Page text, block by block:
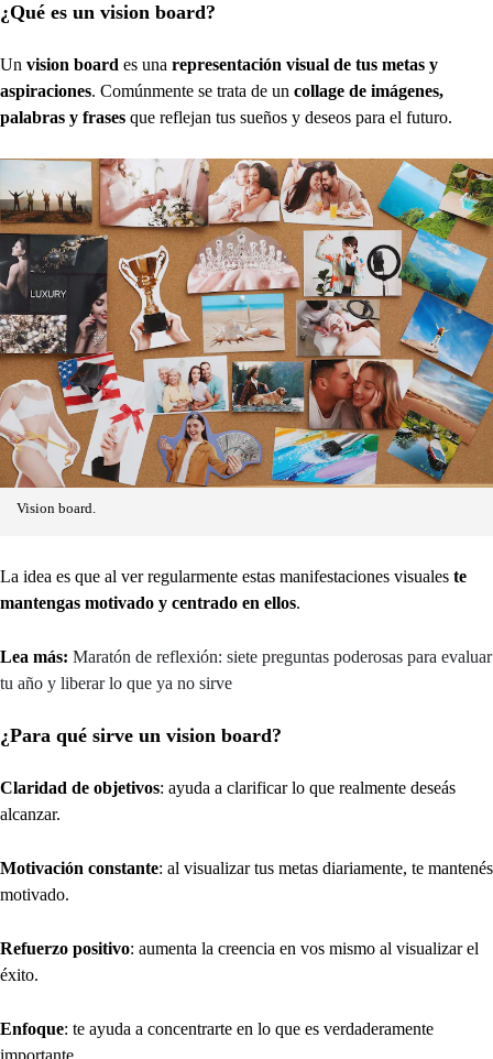
¿Qué es un vision board?
Un vision board es una representación visual de tus metas y
aspiraciones. Comúnmente se trata de un collage de imágenes,
palabras y frases que reflejan tus sueños y deseos para el futuro.
Vision board.
La idea es que al ver regularmente estas manifestaciones visuales te
mantengas motivado y centrado en ellos.
Lea más: Maratón de reflexión: siete preguntas poderosas para evaluar
tu año y liberar lo que ya no sirve
¿Para qué sirve un vision board?
Claridad de objetivos: ayuda a clarificar lo que realmente deseás
alcanzar.
Motivación constante: al visualizar tus metas diariamente, te mantenés
motivado.
Refuerzo positivo: aumenta la creencia en vos mismo al visualizar el
éxito.
Enfoque: te ayuda a concentrarte en lo que es verdaderamente
importante.